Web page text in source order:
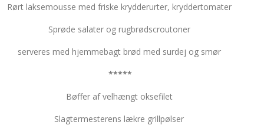
Rørt laksemousse med friske krydderurter, kryddertomater
Sprøde salater og rugbrødscroutoner
serveres med hjemmebagt brød med surdej og smør
*****
Bøffer af velhængt oksefilet
Slagtermesterens lækre grillpølser